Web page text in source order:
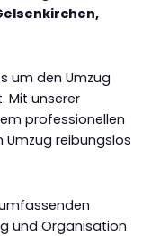
um den Umzug
Mit unserer
professionellen
reibungslos
und Organisation